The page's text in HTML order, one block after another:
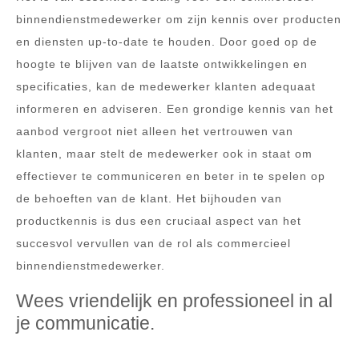
binnendienstmedewerker om zijn kennis over producten
en diensten up-to-date te houden. Door goed op de
hoogte te blijven van de laatste ontwikkelingen en
specificaties, kan de medewerker klanten adequaat
informeren en adviseren. Een grondige kennis van het
aanbod vergroot niet alleen het vertrouwen van
klanten, maar stelt de medewerker ook in staat om
effectiever te communiceren en beter in te spelen op
de behoeften van de klant. Het bijhouden van
productkennis is dus een cruciaal aspect van het
succesvol vervullen van de rol als commercieel
binnendienstmedewerker.
Wees vriendelijk en professioneel in al
je communicatie.